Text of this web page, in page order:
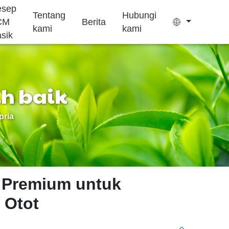
Tentang
kami
Berita
Hubungi
kami
Pengobatan
insomnia
Suplemen
pertumbuhan
Kue Ejiao
Kantong teh Permen kenyal
baik
untuk
Otot